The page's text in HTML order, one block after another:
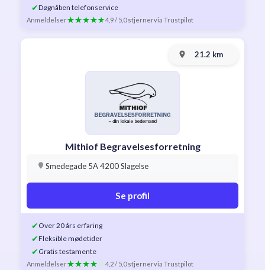
✔Døgnåben telefonservice
Anmeldelser 4,9 / 5,0 stjernervia Trustpilot
21.2 km
Mithiof Begravelsesforretning
Smedegade 5A 4200 Slagelse
Se profil
✔ Over 20 års erfaring
✔Fleksible mødetider
✔ Gratis testamente
Anmeldelser 4,2 / 5,0 stjernervia Trustpilot